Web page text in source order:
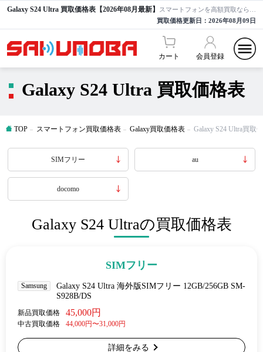
Galaxy S24 Ultra 買取価格表【2026年08月最新】
買取価格更新日： 2026年08月09日
カート 会員登録
Galaxy S24 Ultra 買取価格表
TOP スマートフォン買取価格表 Galaxy買取価格表 Galaxy S24 Ultra買取
SIMフリー au
docomo
Galaxy S24 Ultraの買取価格表
SIMフリー
Samsung
Galaxy S24 Ultra 海外版SIMフリー 12GB/256GB SM-
S928B/DS
新品買取価格 45,000円
中古買取価格 44,000円〜31,000円
詳細をみる